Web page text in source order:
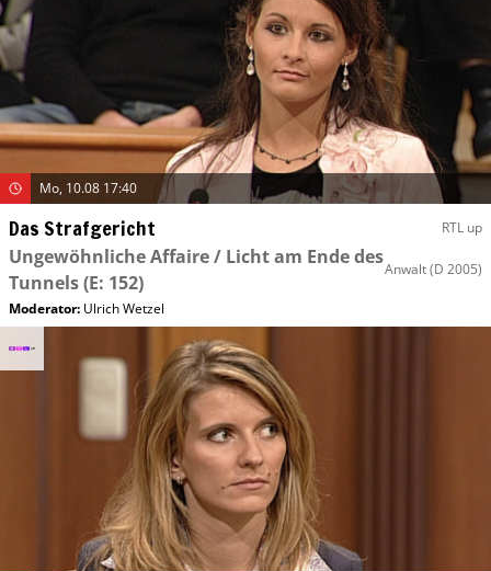
Mo, 10.08 17:40
Das Strafgericht RTL up
Ungewöhnliche Affaire / Licht am Ende des
Tunnels(E: 152)
Anwalt(D 2005)
Moderator: Ulrich Wetzel